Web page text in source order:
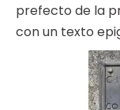
prefecto de la
con un texto